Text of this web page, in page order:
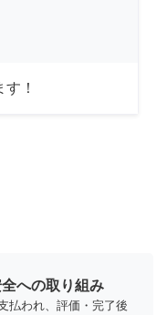
！
への取り組み
払われ、評価・完了後